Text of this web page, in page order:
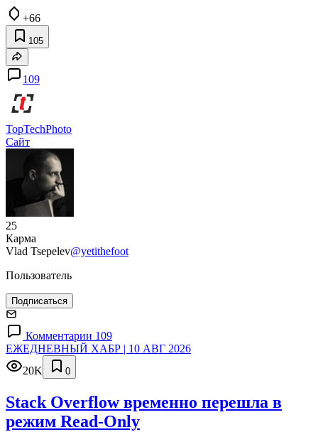
+66
105
109
TopTechPhoto
Сайт
25
Карма
Vlad Tsepelev@yetithefoot
Пользователь
Подписаться
Комментарии 109
ЕЖЕДНЕВНЫЙ ХАБР | 10 АВГ 2026
20K
0
Stack Overflow временно перешла в
режим Read-Only